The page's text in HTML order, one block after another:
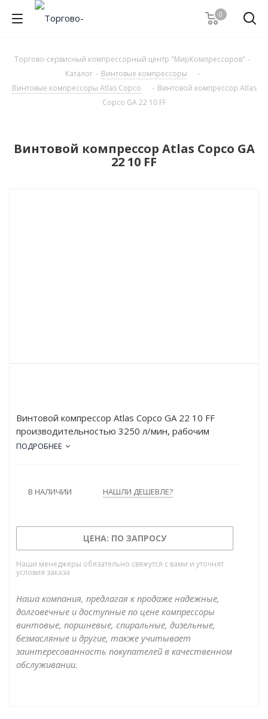
0
Торгово-сервисный компрессорный центр "МирКомпрессоров" -
Каталог - Винтовые компрессоры
-
Винтовые компрессоры Atlas Copco
- Винтовой компрессор Atlas
Copco GA 22 10 FF
Винтовой компрессор Atlas Copco GA
22 10 FF
Винтовой компрессор Atlas Copco GA 22 10 FF
производительностью 3250 л/мин, рабочим
давлением в 9.8 атм и мощностью в 22 кВт.
ПОДРОБНЕЕ
В НАЛИЧИИ НАШЛИ ДЕШЕВЛЕ?
ЦЕНА: ПО ЗАПРОСУ
Наши менеджеры обязательно свяжутся с вами и уточнят
условия заказа
Наша компания, предлагая к продаже надежные,
долговечные и доступные по цене компрессоры
винтовые, поршневые, спиральные, дизельные,
безмасляные и другие, также учитывает
заинтересованность покупателей в качественном
обслуживании.